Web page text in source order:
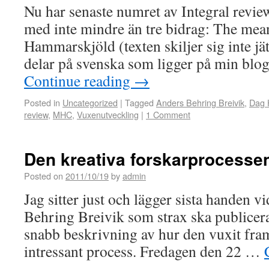
Nu har senaste numret av Integral
med inte mindre än tre bidrag: The
Hammarskjöld (texten skiljer sig inte
delar på svenska som ligger på min
Continue reading →
Posted in Uncategorized | Tagged Anders Behring Breivik, Dag
review, MHC, Vuxenutveckling | 1 Comment
Den kreativa
Posted on 2011/10/19byadmin
Jag sitter just och lägger sista handen
Behring Breivik som strax ska
snabb beskrivning av hur den vuxit
intressant process. Fredagen den 22 …